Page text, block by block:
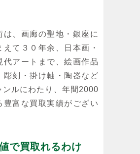
は、画廊の聖地・銀座に
えて３０年余、日本画・
代アートまで、絵画作品
彫刻・掛け軸・陶器など
ンルにわたり、年間2000
豊富な買取実績がござい
で買取れるわけ